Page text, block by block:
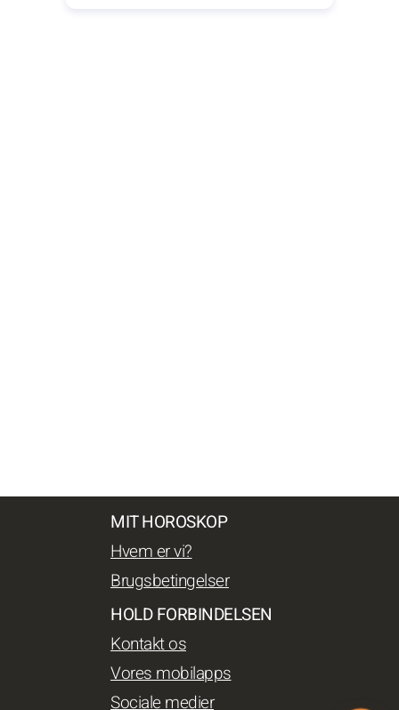
MIT HOROSKOP
Hvem er vi?
Brugsbetingelser
HOLD FORBINDELSEN
Kontakt os
Vores mobilapps
Sociale medier